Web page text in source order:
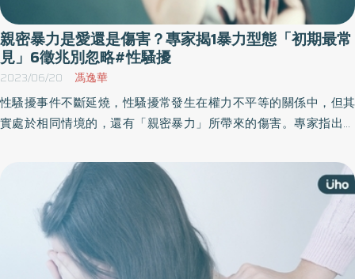
親密暴力是愛還是傷害？專家揭1暴力型態「初期最常
見」6徵兆別忽略#性騷擾
2023/06/20 馮逸華
性騷擾事件不斷延燒，性騷擾常發生在權力不平等的關係中，但其
實處於相同情境的，還有「親密暴力」所帶來的傷害。專家指出，
不見得精神暴力，對被害人身心皆帶來偌大影響，可透過5招預防。